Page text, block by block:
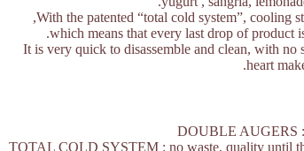
With the patented “total cold system”, cooling
which means that every last drop of product
It is very quick to disassemble and clean, with no
heart
DOUBLE AUGERS
TOTAL COLD SYSTEM : no waste, quality until